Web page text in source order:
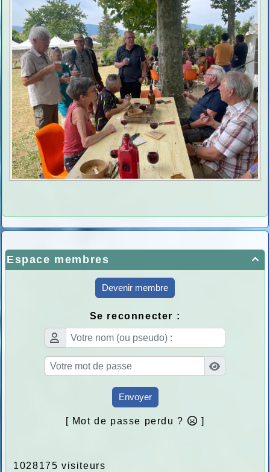

Espace membres
Devenir membre
Se reconnecter :
Envoyer
[ Mot de passe perdu ?
1028175 visiteurs